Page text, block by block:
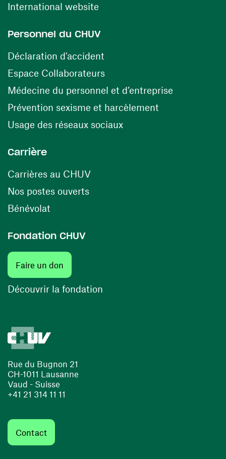
Rue du Bugnon 21
CH-1011 Lausanne
Vaud - Suisse
+41 21 314 11 11
Contact
International website
Personnel du CHUV
Déclaration d'accident
Espace Collaborateurs(ouvre une nouvelle fenêtre)
Médecine du personnel et d’entreprise
Prévention sexisme et harcèlement
Usage des réseaux sociaux(ouvre une nouvelle
Carrière
Carrières au CHUV(ouvre une nouvelle fenêtre)
Nos postes ouverts(ouvre une nouvelle fenêtre)
Bénévolat
Fondation CHUV
Faire un don
Découvrir la fondation